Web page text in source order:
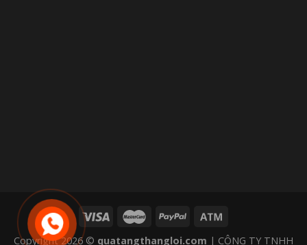
Copyright 2026 © quatangthangloi.com | CÔNG TY TNHH